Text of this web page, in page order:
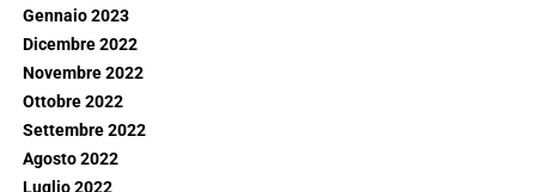
Gennaio 2023
Dicembre 2022
Novembre 2022
Ottobre 2022
Settembre 2022
Agosto 2022
Luglio 2022